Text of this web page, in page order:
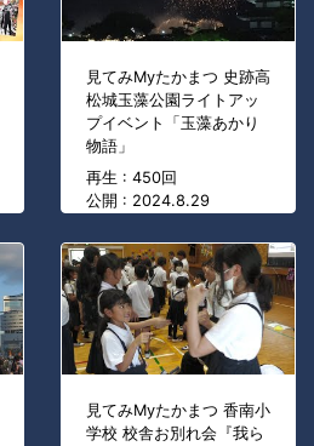
見てみMyたかまつ 史跡高
松城玉藻公園ライトアッ
プイベント「玉藻あかり
物語」
再生 : 450回
公開 : 2024.8.29
見てみMyたかまつ 香南小
学校 校舎お別れ会『我ら